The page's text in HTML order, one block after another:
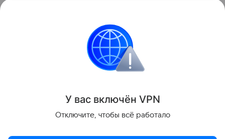
высокий спрос на электромобили и гибриды, по
прогнозам участников рынка, сохранится.
У вас включён VPN
Отключите, чтобы всё работало